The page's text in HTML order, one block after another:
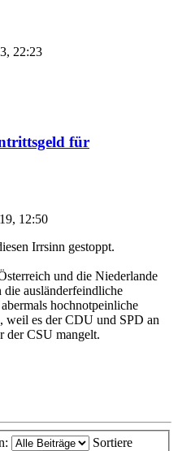
22:23
für
12:50
Irrsinn gestoppt.
und die Niederlande
die ausländerfeindliche
hochnotpeinliche
weil es der CDU und SPD an
der CSU mangelt.
Sortiere